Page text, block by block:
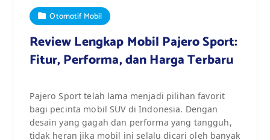
Otomotif Mobil
Review Lengkap Mobil Pajero Sport:
Fitur, Performa, dan Harga Terbaru
Pajero Sport telah lama menjadi pilihan favorit
bagi pecinta mobil SUV di Indonesia. Dengan
desain yang gagah dan performa yang tangguh,
tidak heran jika mobil ini selalu dicari oleh banyak